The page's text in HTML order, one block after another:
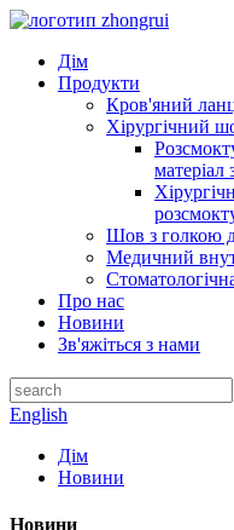
Дім
Продукти
Кров'яний
Хірургічний
матеріал
Шов з голкою
Медичний
Про нас
Новини
Зв'яжіться з нами
English
Дім
Новини
Новини